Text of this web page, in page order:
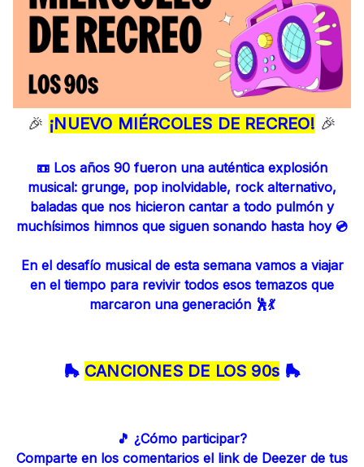
🎉 ¡NUEVO MIÉRCOLES DE RECREO! 🎉
📼 Los años 90 fueron una auténtica explosión
musical: grunge, pop inolvidable, rock alternativo,
baladas que nos hicieron cantar a todo pulmón y
muchísimos himnos que siguen sonando hasta hoy 💿
En el desafío musical de esta semana vamos a viajar
en el tiempo para revivir todos esos temazos que
marcaron una generación 🕺💃
🛼 CANCIONES DE LOS 90s 🛼
🎵 ¿Cómo participar?
Comparte en los comentarios el link de Deezer de tus